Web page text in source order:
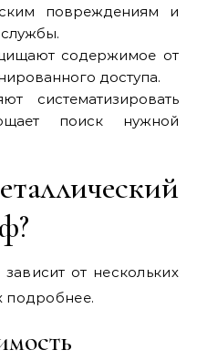
повреждениям и
содержимое от
доступа.
систематизировать
поиск нужной
от нескольких
подробнее.